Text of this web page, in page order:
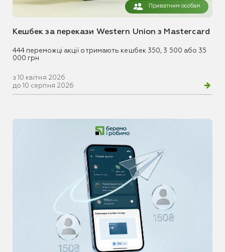
Приватним особам
Кешбек за перекази Western Union з Mastercard
444 переможці акції отримають кешбек 350, 3 500 або 35
000 грн
з 10 квітня 2026
до 10 серпня 2026